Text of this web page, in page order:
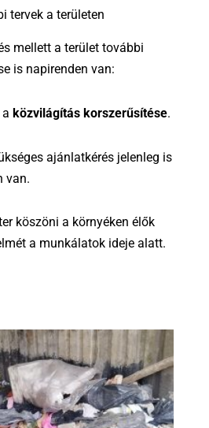
tervek a területen
mellett a terület további
is napirenden van:
közvilágítás korszerűsítése.
ajánlatkérés jelenleg is
van.
köszöni a környéken élők
a munkálatok ideje alatt.